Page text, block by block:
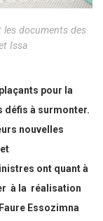
les documents des
Issa
pour la
défis à surmonter.
nouvelles
ont quant à
à la réalisation
Essozimna